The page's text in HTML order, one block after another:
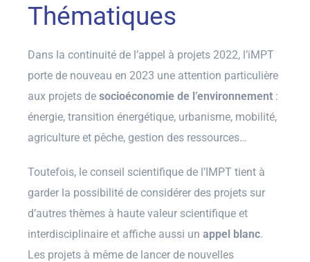
Thématiques
Dans la continuité de l’appel à projets 2022, l’iMPT
porte de nouveau en 2023 une attention particulière
aux projets de socioéconomie de l’environnement:
énergie, transition énergétique, urbanisme, mobilité,
agriculture et pêche, gestion des ressources…
Toutefois, le conseil scientifique de l’IMPT tient à
garder la possibilité de considérer des projets sur
d’autres thèmes à haute valeur scientifique et
interdisciplinaire et affiche aussi un appel blanc.
Les projets à même de lancer de nouvelles